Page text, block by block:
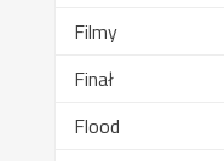
Filmy
Finał
Flood